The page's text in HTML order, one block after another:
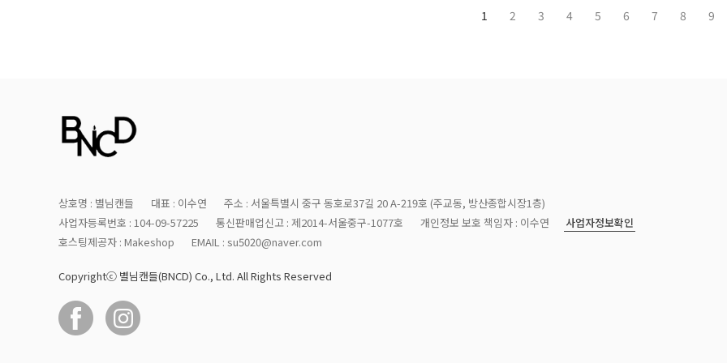
1 2 3 4 5 6 7 8 9
상호명 : 별님캔들 대표 : 이수연
주소 : 서울특별시 중구 동호로37길 20 A-219호 (주교동, 방산종합시장1층)
사업자등록번호 : 104-09-57225
통신판매업신고 : 제2014-서울중구-1077호 개인정보 보호 책임자 : 이수연
사업자정보확인
호스팅제공자 : Makeshop
EMAIL : su5020@naver.com
Copyrightⓒ 별님캔들(BNCD) Co., Ltd. All Rights Reserved